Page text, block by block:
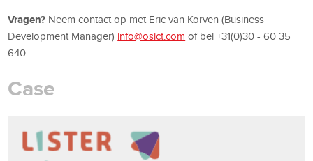
Vragen? Neem contact op met Eric van Korven (Business
Development Manager) info@osict.com of bel +31(0)30 - 60 35
640.
Case